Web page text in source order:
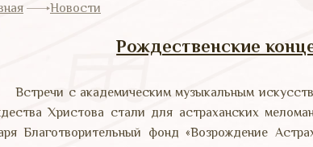
Новости
Рождественские
Встречи с академическим музыкальным
Христова стали для астраханских
Благотворительный фонд «Возрождение